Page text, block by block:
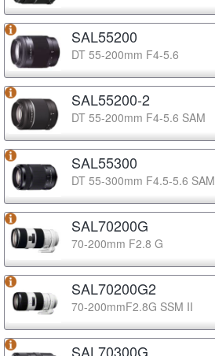
SAL55200
DT 55-200mm F4-5.6
SAL55200-2
DT 55-200mm F4-5.6 SAM
SAL55300
DT 55-300mm F4.5-5.6 SAM
SAL70200G
70-200mm F2.8 G
SAL70200G2
70-200mmF2.8G SSM II
SAL70300G